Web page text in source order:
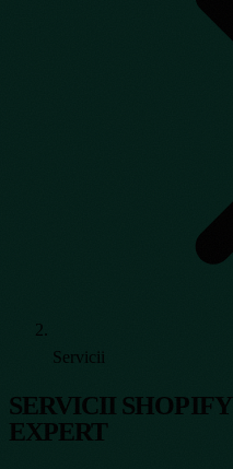
Servicii
SERVICII SHOPIFY
EXPERT